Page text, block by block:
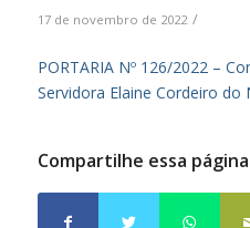
17 de novembro de 2022 /
PORTARIA Nº 126/2022 –
Servidora Elaine Cordeiro do
Compartilhe essa